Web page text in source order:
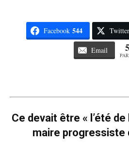
Facebook 544 Twitter
Email
Ce devait être « l’été de
maire progressiste